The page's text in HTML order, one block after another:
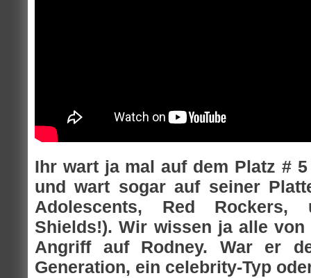
Ihr wart ja mal auf dem Platz #
und wart sogar auf seiner
Adolescents, Red
Shields!). Wir wissen ja alle von
Angriff auf Rodney. War er
Generation, ein celebrity-Typ